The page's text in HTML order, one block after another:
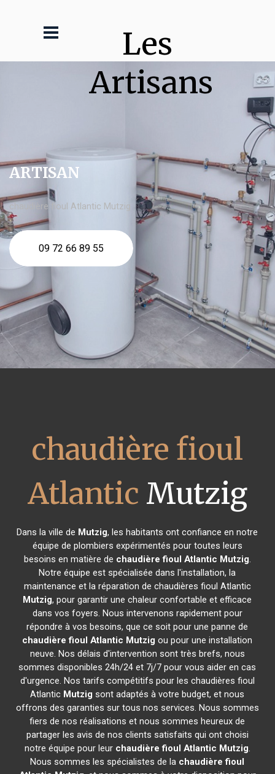
Les
Artisans
ARTISAN
chaudière fioul Atlantic Mutzig
09 72 66 89 55
chaudière fioul
Atlantic Mutzig
Dans la ville de Mutzig, les habitants ont confiance en notre
équipe de plombiers expérimentés pour toutes leurs
besoins en matière de chaudière fioul Atlantic Mutzig.
Notre équipe est spécialisée dans l'installation, la
maintenance et la réparation de chaudières fioul Atlantic
Mutzig, pour garantir une chaleur confortable et efficace
dans vos foyers. Nous intervenons rapidement pour
répondre à vos besoins, que ce soit pour une panne de
chaudière fioul Atlantic Mutzig ou pour une installation
neuve. Nos délais d'intervention sont très brefs, nous
sommes disponibles 24h/24 et 7j/7 pour vous aider en cas
d'urgence. Nos tarifs compétitifs pour les chaudières fioul
Atlantic Mutzig sont adaptés à votre budget, et nous
offrons des garanties sur tous nos services. Nous sommes
fiers de nos réalisations et nous sommes heureux de
partager les avis de nos clients satisfaits qui ont choisi
notre équipe pour leur chaudière fioul Atlantic Mutzig.
Nous sommes les spécialistes de la chaudière fioul